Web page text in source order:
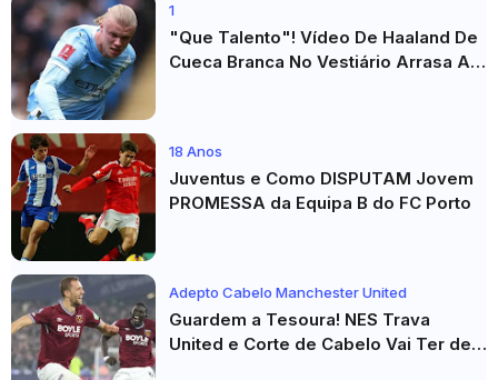
1
"Que Talento"! Vídeo De Haaland De
Cueca Branca No Vestiário Arrasa A
18 Anos
Juventus e Como DISPUTAM Jovem
PROMESSA da Equipa B do FC Porto
Adepto Cabelo Manchester United
Guardem a Tesoura! NES Trava
United e Corte de Cabelo Vai Ter de